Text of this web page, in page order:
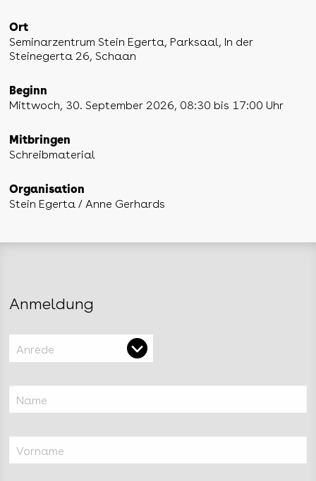
Ort
Seminarzentrum Stein Egerta, Parksaal, In der
Steinegerta 26, Schaan
Beginn
Mittwoch, 30. September 2026, 08:30 bis 17:00 Uhr
Mitbringen
Schreibmaterial
Organisation
Stein Egerta / Anne Gerhards
Anmeldung
Anrede
Name
Vorname